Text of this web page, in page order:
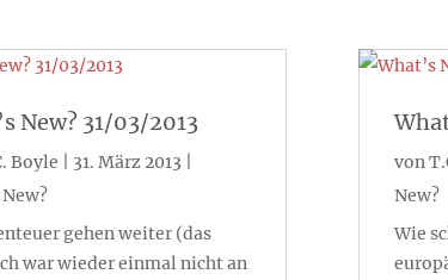
New? 31/03/2013
Boyle 31. März 2013
gehen weiter (das
war wieder einmal nicht an
von
New?
Wie